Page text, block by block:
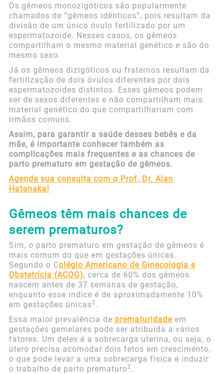
Os gêmeos monozigóticos são popularmente
chamados de “gêmeos idênticos”, pois resultam da
divisão de um único óvulo fertilizado por um
espermatozoide. Nesses casos, os gêmeos
compartilham o mesmo material genético e são do
mesmo sexo.
Já os gêmeos dizigóticos ou fraternos resultam da
fertilização de dois óvulos diferentes por dois
espermatozoides distintos. Esses gêmeos podem
ser de sexos diferentes e não compartilham mais
material genético do que compartilhariam com
irmãos comuns.
Assim, para garantir a saúde desses bebês e da
mãe, é importante conhecer também as
complicações mais frequentes e as chances de
parto prematuro em gestação de gêmeos.
Agende sua consulta com o Prof. Dr. Alan
Hatanaka!
Gêmeos têm mais chances de
serem prematuros?
Sim, o parto prematuro em gestação de gêmeos é
mais comum do que em gestações únicas.
Segundo o Colégio Americano de Ginecologia e
Obstetrícia (ACOG), cerca de 60% dos gêmeos
nascem antes de 37 semanas de gestação,
enquanto esse índice é de aproximadamente 10%
em gestações únicas2.
Essa maior prevalência de prematuridadeem
gestações gemelares pode ser atribuída a vários
fatores. Um deles é a sobrecarga uterina, ou seja, o
útero precisa acomodar dois fetos em crescimento,
o que pode levar a uma sobrecarga física e induzir
o trabalho de parto prematuro2.